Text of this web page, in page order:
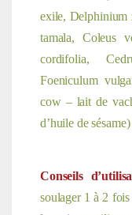
exile, Delphinium
tamala, Coleus
cordifolia,
Foeniculum
cow – lait de
d’huile de sésame)
Conseils
soulager 1 à 2